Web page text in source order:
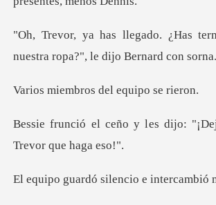
s
nuestra rop
ros del equi
es dijo:
lencio e intercambi